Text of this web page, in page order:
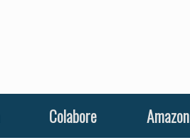
Colabore Amazon